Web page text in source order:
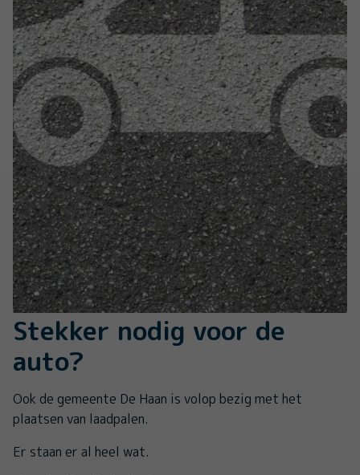
Stekker nodig voor de
auto?
Ook de gemeente De Haan is volop bezig met het
plaatsen van laadpalen.
Er staan er al heel wat.